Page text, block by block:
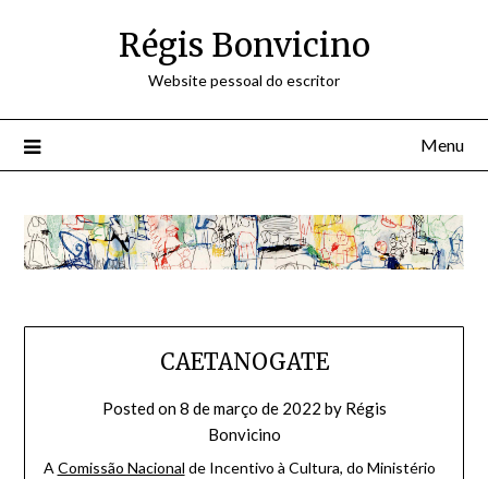
Régis Bonvicino
Website pessoal do escritor
Menu
CAETANOGATE
Posted on8 de março de 2022 by Régis
Bonvicino
A Comissão Nacional de Incentivo à Cultura, do Ministério